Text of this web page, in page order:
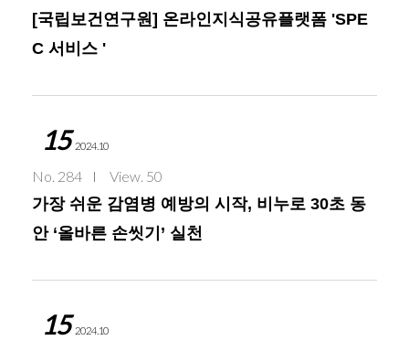
[국립보건연구원] 온라인지식공유플랫폼 'SPE
C 서비스 '
15 2024.10
No. 284 View. 50
가장 쉬운 감염병 예방의 시작, 비누로 30초 동
안 ‘올바른 손씻기’ 실천
15 2024.10